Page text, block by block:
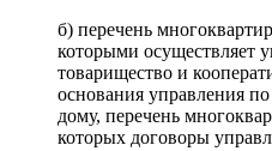
б) перечень
которыми осуществляет
товарищество и
основания управления
дому, перечень
которых договоры